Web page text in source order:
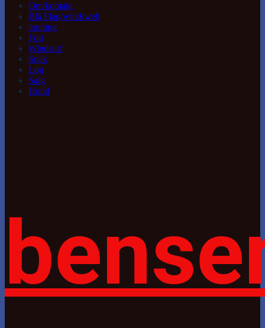
Om/kontakt
Blå Flag/wind/web
træning
Foil
Windsurf
Snak
Log
Salg
Hund